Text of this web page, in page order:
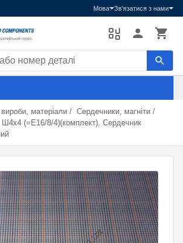
Мова Зв'язатися з нами
матеріали / Сердечники, магніти /
(=E16/8/4)(комплект), Сердечник